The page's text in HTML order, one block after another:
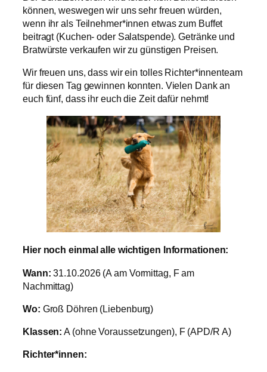
können, weswegen wir uns sehr freuen würden,
wenn ihr als Teilnehmer*innen etwas zum Buffet
beitragt (Kuchen- oder Salatspende). Getränke und
Bratwürste verkaufen wir zu günstigen Preisen.
Wir freuen uns, dass wir ein tolles Richter*innenteam
für diesen Tag gewinnen konnten. Vielen Dank an
euch fünf, dass ihr euch die Zeit dafür nehmt!
Hier noch einmal alle wichtigen Informationen:
Wann: 31.10.2026 (A am Vormittag, F am
Nachmittag)
Wo: Groß Döhren (Liebenburg)
Klassen: A (ohne Voraussetzungen), F (APD/R A)
Richter*innen: